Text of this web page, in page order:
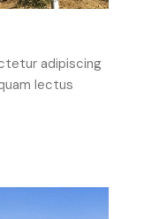
adipiscing
lectus